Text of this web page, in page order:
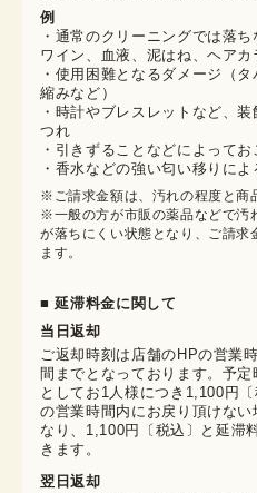
例
・通常のクリーニングでは落
ワイン、血液、泥はね、ヘアカ
・使用困難となるダメージ（
縮みなど）
・時計やブレスレットなど、
つれ
・引きずることなどによって
・香水などの強い匂い移りに
※ご請求金額は、汚れの程度と商
※一般の方が市販の薬品などで汚
が落ちにくい状態となり、ご請求
ます。
■ 延滞料金に関して
当日返却
ご返却時刻は店舗のHPの営業
間までとなっております。予
としてお1人様につき1,100円
の営業時間内にお戻り頂けな
なり、1,100円〔税込〕と延滞
きます。
翌日返却